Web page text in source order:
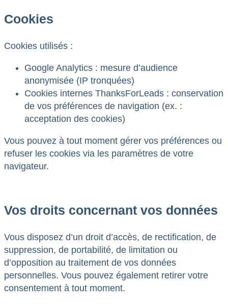
Cookies
Cookies utilisés :
Google Analytics : mesure d’audience
anonymisée (IP tronquées)
Cookies internes ThanksForLeads : conservation
de vos préférences de navigation (ex. :
acceptation des cookies)
Vous pouvez à tout moment gérer vos préférences ou
refuser les cookies via les paramètres de votre
navigateur.
Vos droits concernant vos données
Vous disposez d’un droit d’accès, de rectification, de
suppression, de portabilité, de limitation ou
d’opposition au traitement de vos données
personnelles. Vous pouvez également retirer votre
consentement à tout moment.